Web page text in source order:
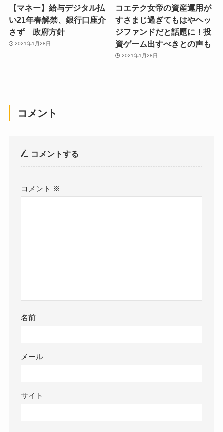
【マネー】給与デジタル払
い21年春解禁、銀行口座介
さず 政府方針
2021年1月28日
コエテク女帝の資産運用が
すさまじ過ぎてもはやヘッ
ジファンドだと話題に！投
資ゲーム出すべきとの声も
2021年1月28日
コメント
コメントする
コメント ※
名前
メール
サイト